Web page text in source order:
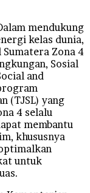
mendukung
kelas dunia,
Sumatera Zona 4
Sosial
and
(TJSL) yang
4 selalu
membantu
khususnya
untuk